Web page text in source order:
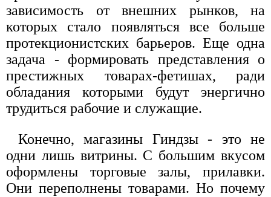
зависимость от внешних рынков, на
которых стало появляться все больше
протекционистских барьеров. Еще одна
задача - формировать представления о
престижных товарах-фетишах, ради
обладания которыми будут энергично
трудиться рабочие и служащие.
Конечно, магазины Гиндзы - это не
одни лишь витрины. С большим вкусом
оформлены торговые залы, прилавки.
Они переполнены товарами. Но почему